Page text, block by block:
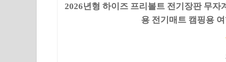
2026년형 하이즈 프리볼트 전기장판 무자
용 전기매트 캠핑용